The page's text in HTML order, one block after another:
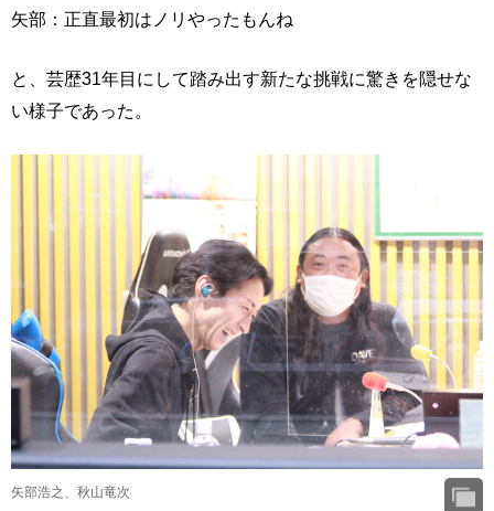
矢部：正直最初はノリやったもんね
と、芸歴31年目にして踏み出す新たな挑戦に驚きを隠せな
い様子であった。
矢部浩之、秋山竜次